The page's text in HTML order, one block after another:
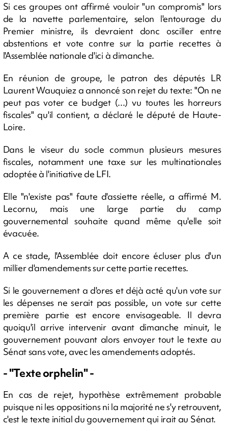
Si ces groupes ont affirmé vouloir "un compromis" lors
de la navette parlementaire, selon l'entourage du
Premier ministre, ils devraient donc osciller entre
abstentions et vote contre sur la partie recettes à
l'Assemblée nationale d'ici à dimanche.
En réunion de groupe, le patron des députés LR
Laurent Wauquiez a annoncé son rejet du texte: "On ne
peut pas voter ce budget (...) vu toutes les horreurs
fiscales" qu'il contient, a déclaré le député de Haute-
Loire.
Dans le viseur du socle commun plusieurs mesures
fiscales, notamment une taxe sur les multinationales
adoptée à l'initiative de LFI.
Elle "n'existe pas" faute d'assiette réelle, a affirmé M.
Lecornu, mais une large partie du camp
gouvernemental souhaite quand même qu'elle soit
évacuée.
A ce stade, l'Assemblée doit encore écluser plus d'un
millier d'amendements sur cette partie recettes.
Si le gouvernement a d'ores et déjà acté qu'un vote sur
les dépenses ne serait pas possible, un vote sur cette
première partie est encore envisageable. Il devra
quoiqu'il arrive intervenir avant dimanche minuit, le
gouvernement pouvant alors envoyer tout le texte au
Sénat sans vote, avec les amendements adoptés.
- "Texte orphelin" -
En cas de rejet, hypothèse extrêmement probable
puisque ni les oppositions ni la majorité ne s'y retrouvent,
c'est le texte initial du gouvernement qui irait au Sénat.